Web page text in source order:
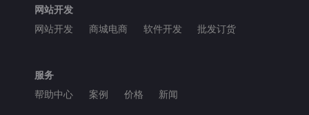
网站开发
网站开发
商城电商 软件开发 批发订货
服务
帮助中心
案例 价格 新闻